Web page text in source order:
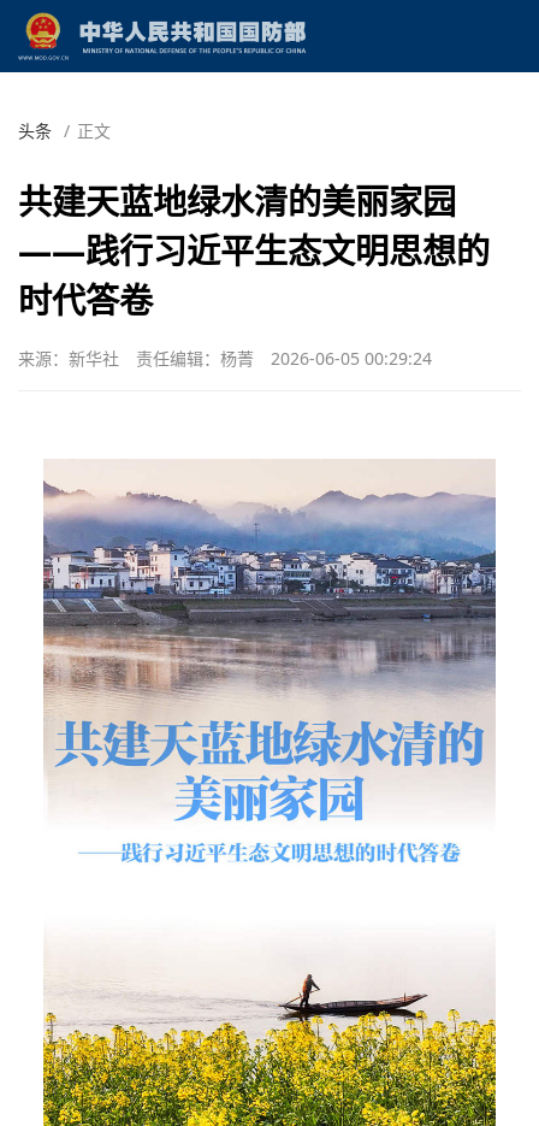
头条 / 正文
共建天蓝地绿水清的美丽家园
——践行习近平生态文明思想的
时代答卷
来源：新华社 责任编辑：杨菁 2026-06-05 00:29:24